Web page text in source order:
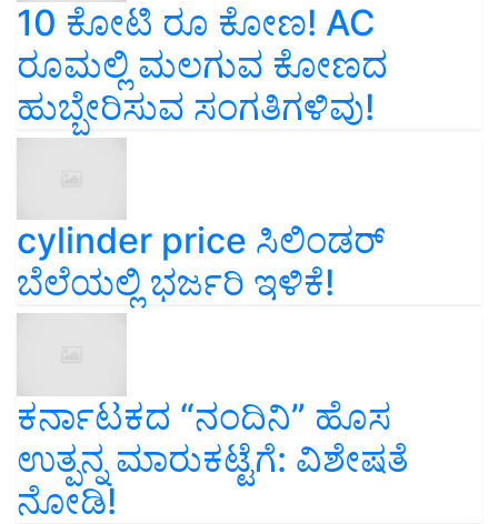
10 ಕೋಟಿ ರೂ ಕೋಣ! AC
ರೂಮಲ್ಲಿ ಮಲಗುವ ಕೋಣದ
ಹುಬ್ಬೇರಿಸುವ ಸಂಗತಿಗಳಿವು!
cylinder price ಸಿಲಿಂಡರ್‌
ಬೆಲೆಯಲ್ಲಿ ಭರ್ಜರಿ ಇಳಿಕೆ!
ಕರ್ನಾಟಕದ “ನಂದಿನಿ” ಹೊಸ
ಉತ್ಪನ್ನ ಮಾರುಕಟ್ಟೆಗೆ: ವಿಶೇಷತೆ
ನೋಡಿ!